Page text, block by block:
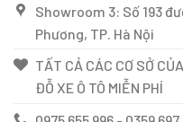
Showroom 3: Số 193
Phương, TP. Hà Nội
TẤT CẢ CÁC CƠ SỞ
ĐỖ XE Ô TÔ MIỄN PHÍ